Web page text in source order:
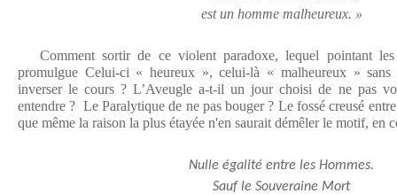
est un homme malheureux. »
Comment sortir de ce violent paradoxe, lequel pointant les
promulgue Celui-ci « heureux », celui-là « malheureux » sans
inverser le cours ? L’Aveugle a-t-il un jour choisi de ne pas
entendre ? Le Paralytique de ne pas bouger ? Le fossé creusé
que même la raison la plus étayée n'en saurait démêler le motif, en
Nulle égalité entre les Hommes.
Sauf le Souveraine Mort